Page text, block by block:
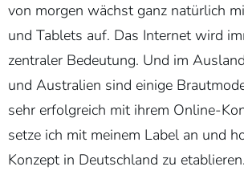
von morgen wächst ganz natürlich
und Tablets auf. Das Internet wird
zentraler Bedeutung. Und im
und Australien sind einige
sehr erfolgreich mit ihrem Online-
setze ich mit meinem Label an und
Konzept in Deutschland zu etablieren.